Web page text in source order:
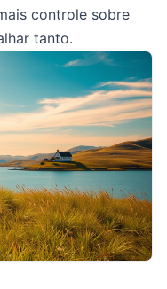
controle sobre
tanto.